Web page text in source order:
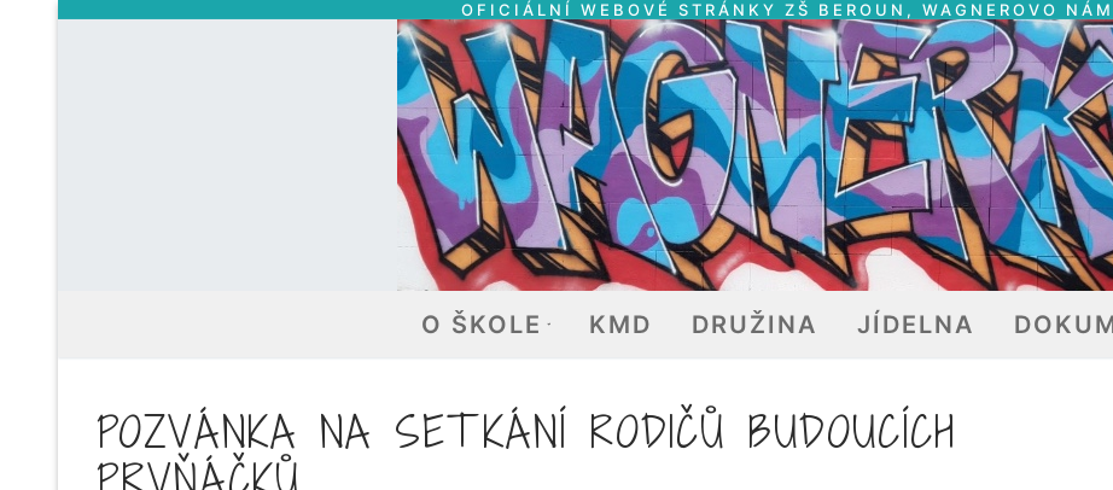
Přeskočit
OFICIÁLNÍ WEBOVÉ STRÁNKY ZŠ BEROUN, WAGNEROVO
O ŠKOLE KMD DRUŽINA JÍDELNA
POZVÁNKA NA SETKÁNÍ RODIČŮ BUDOUCÍCH